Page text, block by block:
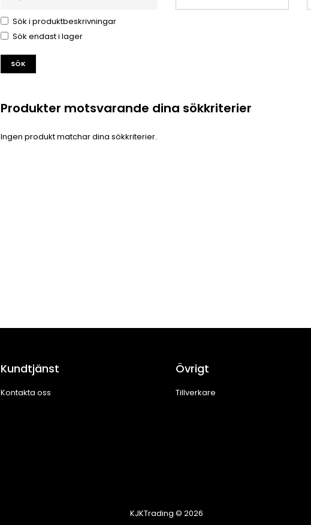
Sök i produktbeskrivningar
Sök endast i lager
Produkter motsvarande dina sökkriterier
Ingen produkt matchar dina sökkriterier.
Kundtjänst
Kontakta oss
Övrigt
Tillverkare
KJKTrading © 2026